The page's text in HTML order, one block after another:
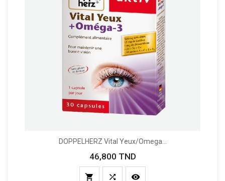
DOPPELHERZ Vital Yeux/Omega...
Prix
46,800 TND
  